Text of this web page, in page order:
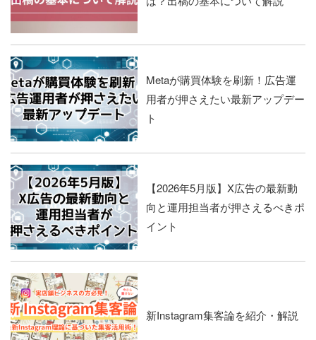
Metaが購買体験を刷新！広告運
用者が押さえたい最新アップデー
ト
【2026年5月版】X広告の最新動
向と運用担当者が押さえるべきポ
イント
新Instagram集客論を紹介・解説